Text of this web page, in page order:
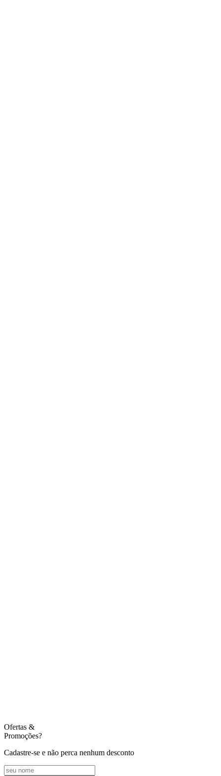
Ofertas &
Promoções?
Cadastre-se e não perca nenhum desconto